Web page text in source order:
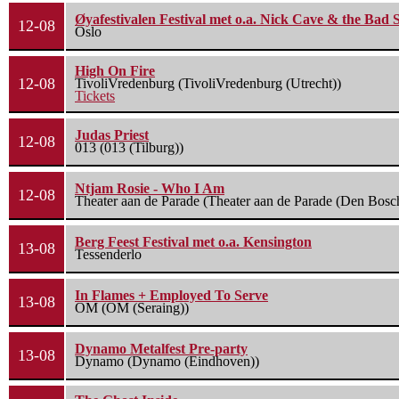
12-08
Øyafestivalen Festival met o.a. Nick Cave & the Bad
Oslo
12-08
High On Fire
TivoliVredenburg (TivoliVredenburg (Utrecht))
Tickets
12-08
Judas Priest
013 (013 (Tilburg))
12-08
Ntjam Rosie - Who I Am
Theater aan de Parade (Theater aan de Parade (Den
13-08
Berg Feest Festival met o.a. Kensington
Tessenderlo
13-08
In Flames + Employed To Serve
OM (OM (Seraing))
13-08
Dynamo Metalfest Pre-party
Dynamo (Dynamo (Eindhoven))